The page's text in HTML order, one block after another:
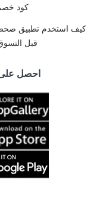
كود
كيف استخدم تطبيق
قبل
احصل على